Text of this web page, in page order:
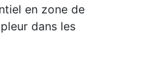
en zone de
dans les